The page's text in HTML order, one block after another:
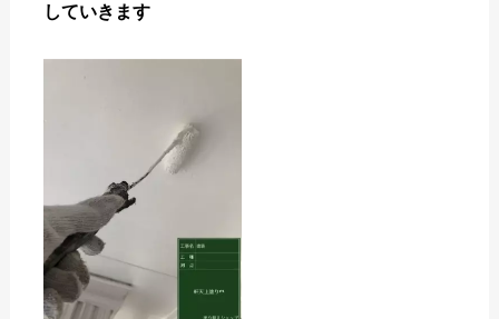
していきます